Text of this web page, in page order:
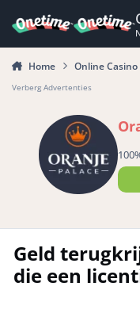
Home Online Casino
Verberg Advertenties
Geld
die een